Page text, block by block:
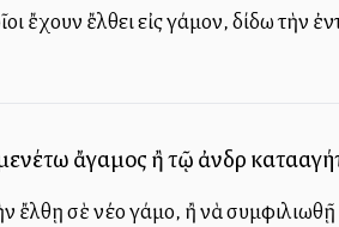
ἔχουν ἔλθει εἰς γάμον, δίδω
ἄγαμος ἢ τῷ ἀνδρὶ
ἔλθῃ σὲ νέο γάμο, ἢ νὰ